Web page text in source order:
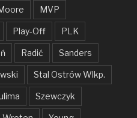
MVP
Play-Off PLK
Radić Sanders
Stal Ostrów Wlkp.
Szewczyk